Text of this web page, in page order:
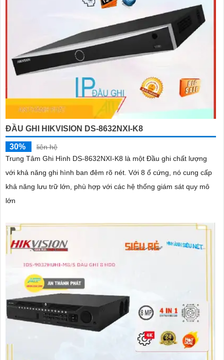
ĐẦU GHI HIKVISION DS-8632NXI-K8
30%
liên hệ
Trung Tâm Ghi Hình DS-8632NXI-K8 là một Đầu ghi chất lượng
với khả năng ghi hình ban đêm rõ nét. Với 8 ổ cứng, nó cung cấp
khả năng lưu trữ lớn, phù hợp với các hệ thống giám sát quy mô
lớn